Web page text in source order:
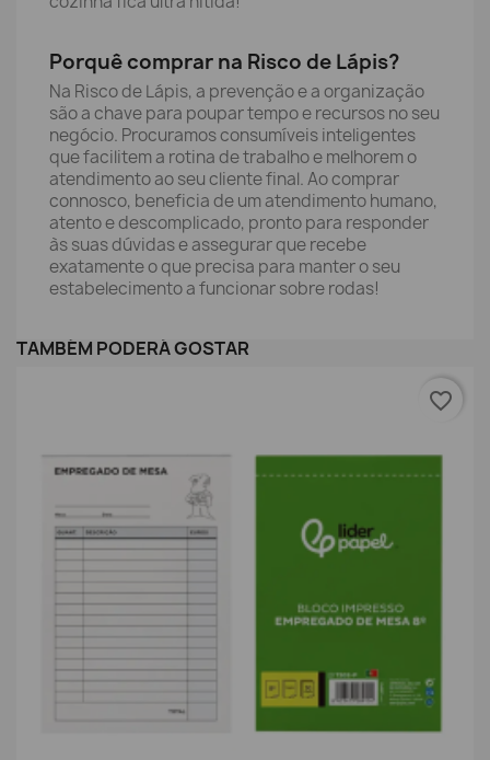
Porquê comprar na Risco de Lápis?
Na Risco de Lápis, a prevenção e a organização
são a chave para poupar tempo e recursos no seu
negócio. Procuramos consumíveis inteligentes
que facilitem a rotina de trabalho e melhorem o
atendimento ao seu cliente final. Ao comprar
connosco, beneficia de um atendimento humano,
atento e descomplicado, pronto para responder
às suas dúvidas e assegurar que recebe
exatamente o que precisa para manter o seu
estabelecimento a funcionar sobre rodas!
TAMBÉM PODERÁ GOSTAR
favorite_border